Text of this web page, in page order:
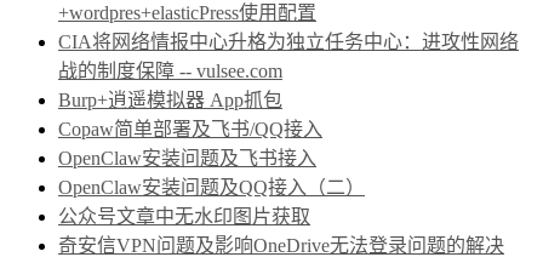
+wordpres+elasticPress使用配置
CIA将网络情报中心升格为独立任务中心：进攻性网络
战的制度保障 -- vulsee.com
Burp+逍遥模拟器 App抓包
Copaw简单部署及飞书/QQ接入
OpenClaw安装问题及飞书接入
OpenClaw安装问题及QQ接入（二）
公众号文章中无水印图片获取
奇安信VPN问题及影响OneDrive无法登录问题的解决